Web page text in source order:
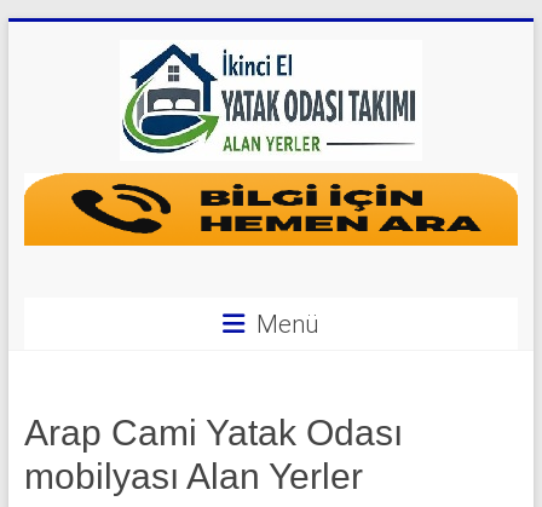
Yatak
Odası
|
0
Menü
Arap Cami Yatak Odası
mobilyası Alan Yerler